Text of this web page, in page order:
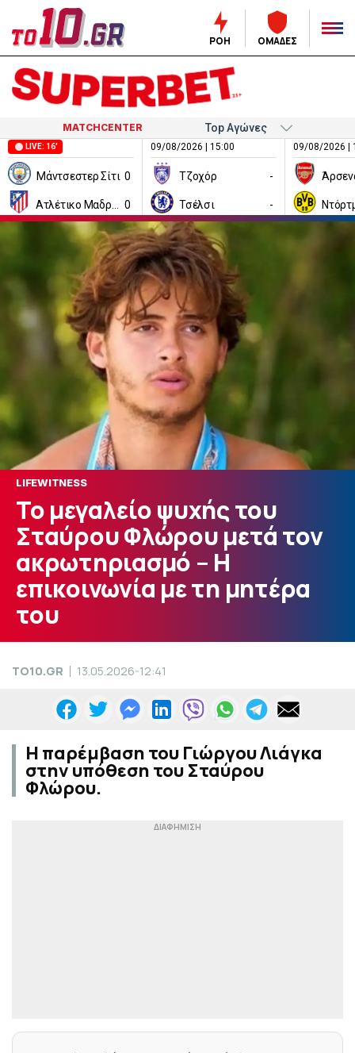
ΡΟΗ ΟΜΑΔΕΣ
MATCHCENTER
LIVE: 16'
Μάντσεστερ Σίτι 0
0
09/08/2026 | 15:00
Τζοχόρ -
Τσέλσι -
09/08/2026 |
LIFEWITNESS
Το μεγαλείο ψυχής του
Σταύρου Φλώρου μετά τον
ακρωτηριασμό – Η
επικοινωνία με τη μητέρα
του
TO10.GR 13.05.2026-12:41
Η παρέμβαση του Γιώργου Λιάγκα
στην υπόθεση του Σταύρου
Φλώρου.